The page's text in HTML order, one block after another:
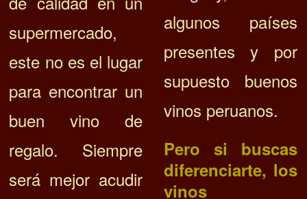
supermercado,
este no es el lugar
para encontrar un
buen vino de
regalo. Siempre
será mejor acudir
algunos países
presentes y por
supuesto buenos
vinos peruanos.
Pero si buscas
diferenciarte, los
vinos